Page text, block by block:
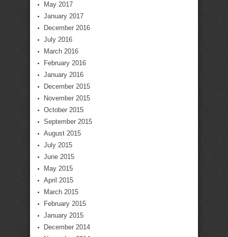
May 2017
January 2017
December 2016
July 2016
March 2016
February 2016
January 2016
December 2015
November 2015
October 2015
September 2015
August 2015
July 2015
June 2015
May 2015
April 2015
March 2015
February 2015
January 2015
December 2014